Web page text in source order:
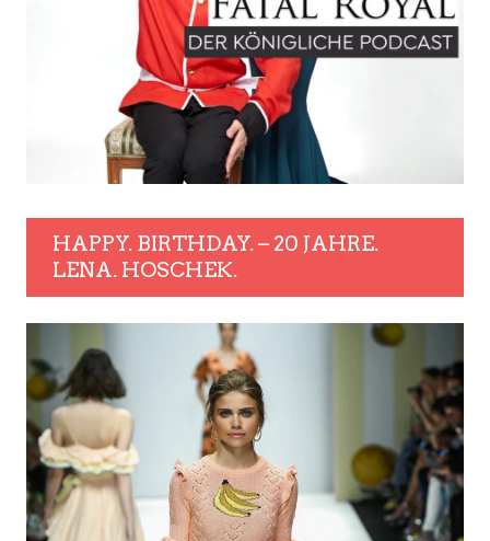
HAPPY. BIRTHDAY. – 20 JAHRE.
LENA. HOSCHEK.